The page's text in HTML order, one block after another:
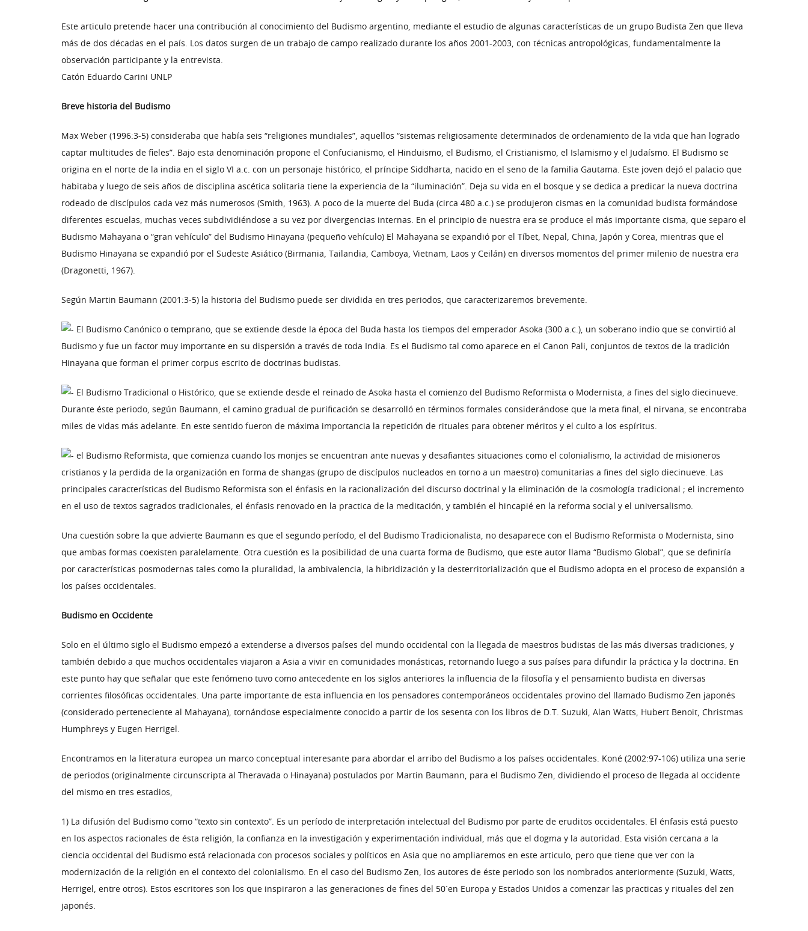
Este articulo pretende hacer una contribución al conocimiento del Budismo argentino, mediante el estudio de algunas características de un grupo Budista Zen que lleva
más de dos décadas en el país. Los datos surgen de un trabajo de campo realizado durante los años 2001-2003, con técnicas antropológicas, fundamentalmente la
observación participante y la entrevista.
Catón Eduardo Carini UNLP
Breve historia del Budismo
Max Weber (1996:3-5) consideraba que había seis “religiones mundiales”, aquellos “sistemas religiosamente determinados de ordenamiento de la vida que han logrado
captar multitudes de fieles”. Bajo esta denominación propone el Confucianismo, el Hinduismo, el Budismo, el Cristianismo, el Islamismo y el Judaísmo. El Budismo se
origina en el norte de la india en el siglo VI a.c. con un personaje histórico, el príncipe Siddharta, nacido en el seno de la familia Gautama. Este joven dejó el palacio que
habitaba y luego de seis años de disciplina ascética solitaria tiene la experiencia de la “iluminación”. Deja su vida en el bosque y se dedica a predicar la nueva doctrina
rodeado de discípulos cada vez más numerosos (Smith, 1963). A poco de la muerte del Buda (circa 480 a.c.) se produjeron cismas en la comunidad budista formándose
diferentes escuelas, muchas veces subdividiéndose a su vez por divergencias internas. En el principio de nuestra era se produce el más importante cisma, que separo el
Budismo Mahayana o “gran vehículo” del Budismo Hinayana (pequeño vehículo) El Mahayana se expandió por el Tíbet, Nepal, China, Japón y Corea, mientras que el
Budismo Hinayana se expandió por el Sudeste Asiático (Birmania, Tailandia, Camboya, Vietnam, Laos y Ceilán) en diversos momentos del primer milenio de nuestra era
(Dragonetti, 1967).
Según Martin Baumann (2001:3-5) la historia del Budismo puede ser dividida en tres periodos, que caracterizaremos brevemente.
El Budismo Canónico o temprano, que se extiende desde la época del Buda hasta los tiempos del emperador Asoka (300 a.c.), un soberano indio que se convirtió al
Budismo y fue un factor muy importante en su dispersión a través de toda India. Es el Budismo tal como aparece en el Canon Pali, conjuntos de textos de la tradición
Hinayana que forman el primer corpus escrito de doctrinas budistas.
El Budismo Tradicional o Histórico, que se extiende desde el reinado de Asoka hasta el comienzo del Budismo Reformista o Modernista, a fines del siglo diecinueve.
Durante éste periodo, según Baumann, el camino gradual de purificación se desarrolló en términos formales considerándose que la meta final, el nirvana, se encontraba
miles de vidas más adelante. En este sentido fueron de máxima importancia la repetición de rituales para obtener méritos y el culto a los espíritus.
el Budismo Reformista, que comienza cuando los monjes se encuentran ante nuevas y desafiantes situaciones como el colonialismo, la actividad de misioneros
cristianos y la perdida de la organización en forma de shangas (grupo de discípulos nucleados en torno a un maestro) comunitarias a fines del siglo diecinueve. Las
principales características del Budismo Reformista son el énfasis en la racionalización del discurso doctrinal y la eliminación de la cosmología tradicional ; el incremento
en el uso de textos sagrados tradicionales, el énfasis renovado en la practica de la meditación, y también el hincapié en la reforma social y el universalismo.
Una cuestión sobre la que advierte Baumann es que el segundo período, el del Budismo Tradicionalista, no desaparece con el Budismo Reformista o Modernista, sino
que ambas formas coexisten paralelamente. Otra cuestión es la posibilidad de una cuarta forma de Budismo, que este autor llama “Budismo Global”, que se definiría
por características posmodernas tales como la pluralidad, la ambivalencia, la hibridización y la desterritorialización que el Budismo adopta en el proceso de expansión a
los países occidentales.
Budismo en Occidente
Solo en el último siglo el Budismo empezó a extenderse a diversos países del mundo occidental con la llegada de maestros budistas de las más diversas tradiciones, y
también debido a que muchos occidentales viajaron a Asia a vivir en comunidades monásticas, retornando luego a sus países para difundir la práctica y la doctrina. En
este punto hay que señalar que este fenómeno tuvo como antecedente en los siglos anteriores la influencia de la filosofía y el pensamiento budista en diversas
corrientes filosóficas occidentales. Una parte importante de esta influencia en los pensadores contemporáneos occidentales provino del llamado Budismo Zen japonés
(considerado perteneciente al Mahayana), tornándose especialmente conocido a partir de los sesenta con los libros de D.T. Suzuki, Alan Watts, Hubert Benoit, Christmas
Humphreys y Eugen Herrigel.
Encontramos en la literatura europea un marco conceptual interesante para abordar el arribo del Budismo a los países occidentales. Koné (2002:97-106) utiliza una serie
de periodos (originalmente circunscripta al Theravada o Hinayana) postulados por Martin Baumann, para el Budismo Zen, dividiendo el proceso de llegada al occidente
del mismo en tres estadios,
1) La difusión del Budismo como “texto sin contexto”. Es un período de interpretación intelectual del Budismo por parte de eruditos occidentales. El énfasis está puesto
en los aspectos racionales de ésta religión, la confianza en la investigación y experimentación individual, más que el dogma y la autoridad. Esta visión cercana a la
ciencia occidental del Budismo está relacionada con procesos sociales y políticos en Asia que no ampliaremos en este articulo, pero que tiene que ver con la
modernización de la religión en el contexto del colonialismo. En el caso del Budismo Zen, los autores de éste periodo son los nombrados anteriormente (Suzuki, Watts,
Herrigel, entre otros). Estos escritores son los que inspiraron a las generaciones de fines del 50`en Europa y Estados Unidos a comenzar las practicas y rituales del zen
japonés.